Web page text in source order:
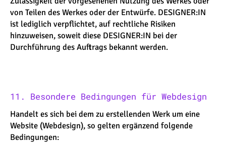
von Teilen des Werkes oder der Entwürfe. DESIGNER:IN
ist lediglich verpflichtet, auf rechtliche Risiken
hinzuweisen, soweit diese DESIGNER:IN bei der
Durchführung des Auftrags bekannt werden.
11. Besondere Bedingungen für Webdesign
Handelt es sich bei dem zu erstellenden Werk um eine
Website (Webdesign), so gelten ergänzend folgende
Bedingungen: